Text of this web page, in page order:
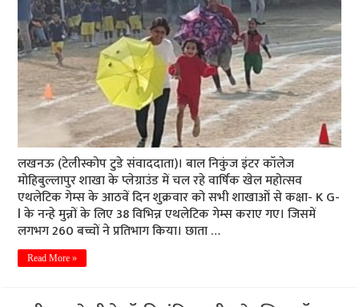
लखनऊ (टेलीस्कोप टुडे संवाददाता)। बाल निकुंज इंटर कॉलेज
मोहिबुल्लापुर शाखा के प्लेग्राउंड में चल रहे वार्षिक खेल महोत्सव
एथलेटिक गेम्स के आठवें दिन शुक्रवार को सभी शाखाओं से कक्षा- K G-
l के नन्हे मुन्नों के लिए 38 विभिन्न एथलेटिक गेम्स कराए गए। जिसमें
लगभग 260 बच्चों ने प्रतिभाग किया। छाता …
Read More »